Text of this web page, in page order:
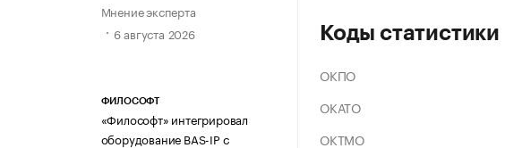
Мнение эксперта
6 августа 2026
ФИЛОСОФТ
«Философт» интегрировал
оборудование BAS-IP с
Коды статистики
ОКПО
ОКАТО
ОКТМО